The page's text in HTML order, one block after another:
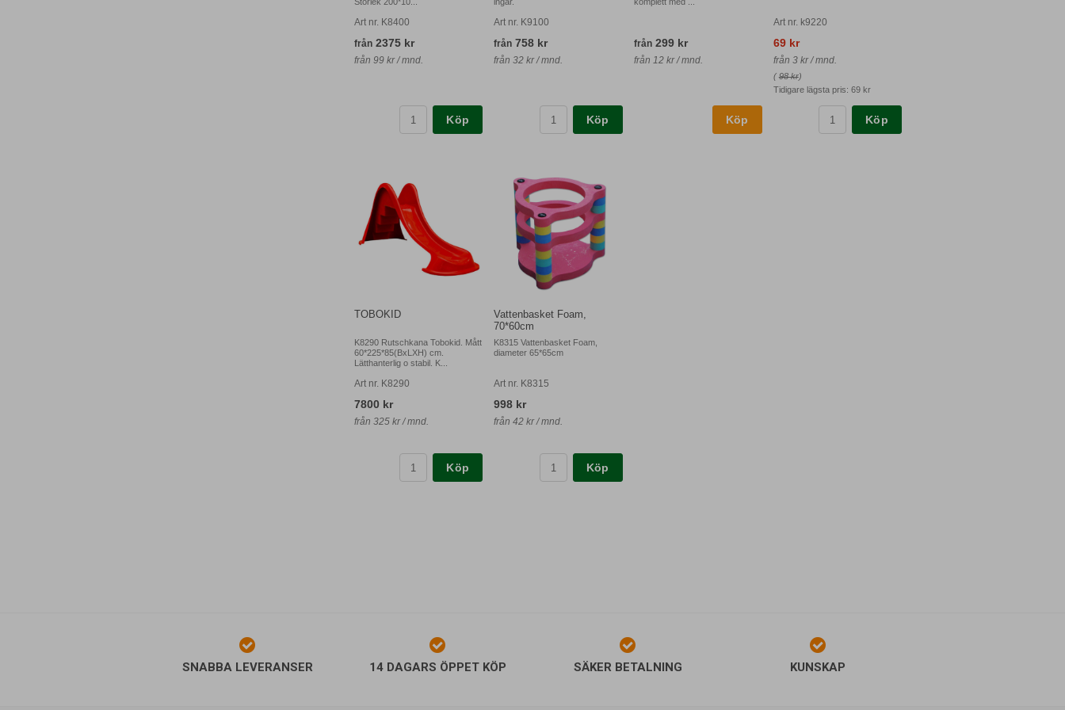
Art nr. K8400
från 2375 kr
från 99 kr / mnd.
Köp
Art nr. K9100
från 758 kr
från 32 kr / mnd.
Köp
från299 kr
från 12 kr / mnd.
Art nr. k9220
69 kr
från 3 kr / mnd.
(98 kr)
Tidigare lägsta pris: 69 kr
Köp
TOBOKID
K8290 Rutschkana Tobokid. Mått
60*225*85(BxLXH) cm.
Lätthanterlig o stabil. K...
Art nr. K8290
7800 kr
från 325 kr / mnd.
Köp
Vattenbasket Foam,
70*60cm
K8315 Vattenbasket Foam,
diameter 65*65cm
Art nr. K8315
998 kr
från 42 kr / mnd.
Köp
SNABBA LEVERANSER 14 DAGARS ÖPPET KÖP SÄKER BETALNING KUNSKAP